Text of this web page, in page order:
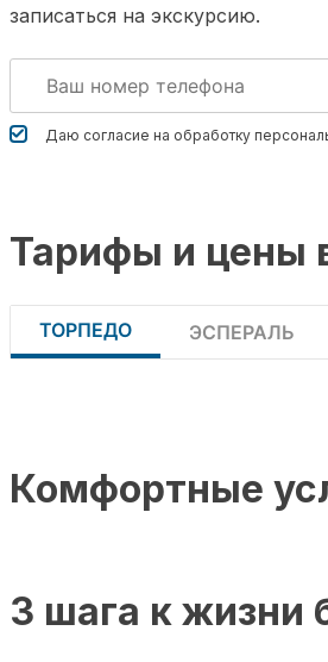
записаться на экскурсию.
Даю согласие на обработку
Тарифы и цены
ТОРПЕДО ЭСПЕРАЛЬ
Комфортные
3 шага к жизни